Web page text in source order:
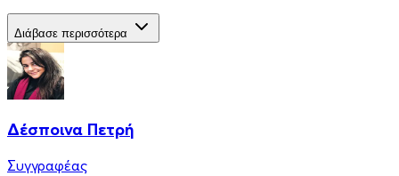
Διάβασε περισσότερα
Δέσποινα Πετρή
Συγγραφέας